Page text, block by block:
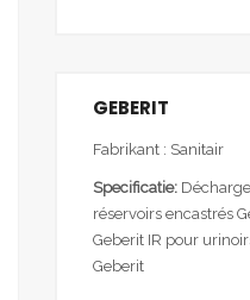
GEBERIT
Fabrikant : Sanitair
Specificatie:
réservoirs encastrés
Geberit IR pour
Geberit